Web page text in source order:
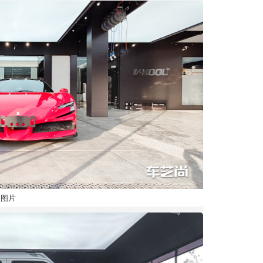
及图片